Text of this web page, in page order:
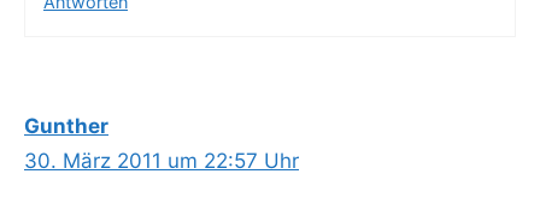
Gunther
30. März 2011 um 22:57 Uhr